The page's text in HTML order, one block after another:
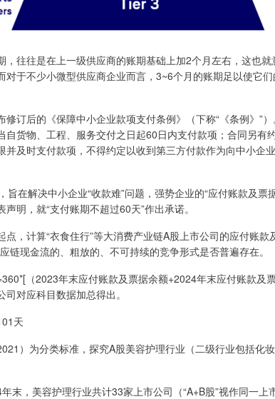
往往是在上一级供应商的账期基础上加2个月左右，这也就
对于不少小微型供应商企业而言，3~6个月的账期足以使它
后的《保障中小企业款项支付条例》（下称“《条例》”
自货物、工程、服务交付之日起60日内支付款项；合同另有
并及时支付款项，不得约定以收到第三方付款作为向中小企
解决中小企业“收款难”问题，强势企业的“应付账款及票
明，就“支付账期不超过60天”作出承诺。
计算“衣食住行”等大消费产业链A股上市公司的应付账款
链现金流的、粗放的、不可持续的竞争形式是否普遍存在。
（2023年末应付账款及票据余额+2024年末应付账款及
对应科目数据加总得出。
天
）为分类标准，探究A股美容护理行业（二级行业包括化
，美容护理行业共计33家上市公司（“A+B股”视作同一上